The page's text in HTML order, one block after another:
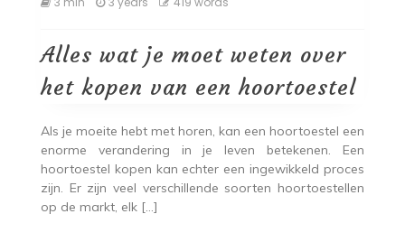
Alles wat je moet weten over
het kopen van een hoortoestel
Als je moeite hebt met horen, kan een hoortoestel een
enorme verandering in je leven betekenen. Een
hoortoestel kopen kan echter een ingewikkeld proces
zijn. Er zijn veel verschillende soorten hoortoestellen
op de markt, elk […]